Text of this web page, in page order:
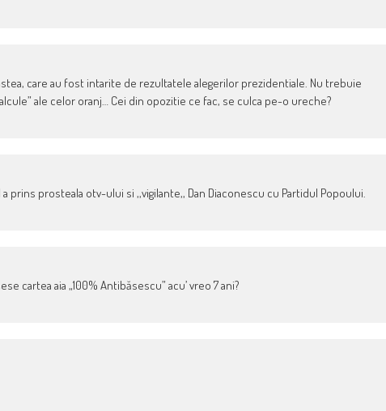
care au fost intarite de rezultatele alegerilor prezidentiale. Nu trebuie
ale celor oranj… Cei din opozitie ce fac, se culca pe-o ureche?
prins prosteala otv-ului si ,,vigilante,, Dan Diaconescu cu Partidul Popoului.
cartea aia „100% Antibăsescu” acu’ vreo 7 ani?